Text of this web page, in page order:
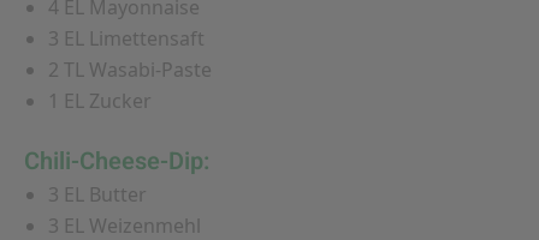
4 EL Mayonnaise
3 EL Limettensaft
2 TL Wasabi-Paste
1 EL Zucker
Chili-Cheese-Dip:
3 EL Butter
3 EL Weizenmehl